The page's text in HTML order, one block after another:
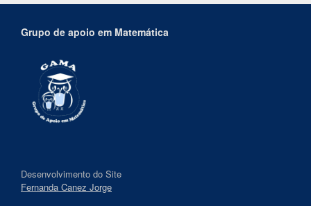
Grupo de apoio em Matemática
Desenvolvimento do Site
Fernanda Canez Jorge